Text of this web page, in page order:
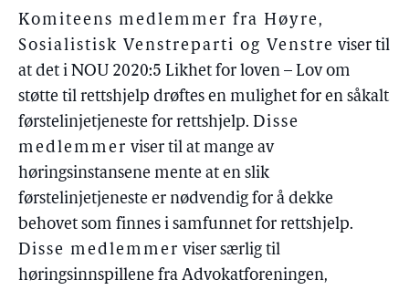
Komiteens medlemmer fra Høyre,
Sosialistisk Venstreparti og Venstre viser til
at det i NOU 2020:5 Likhet for loven – Lov om
støtte til rettshjelp drøftes en mulighet for en såkalt
førstelinjetjeneste for rettshjelp. Disse
medlemmer viser til at mange av
høringsinstansene mente at en slik
førstelinjetjeneste er nødvendig for å dekke
behovet som finnes i samfunnet for rettshjelp.
Disse medlemmer viser særlig til
høringsinnspillene fra Advokatforeningen,